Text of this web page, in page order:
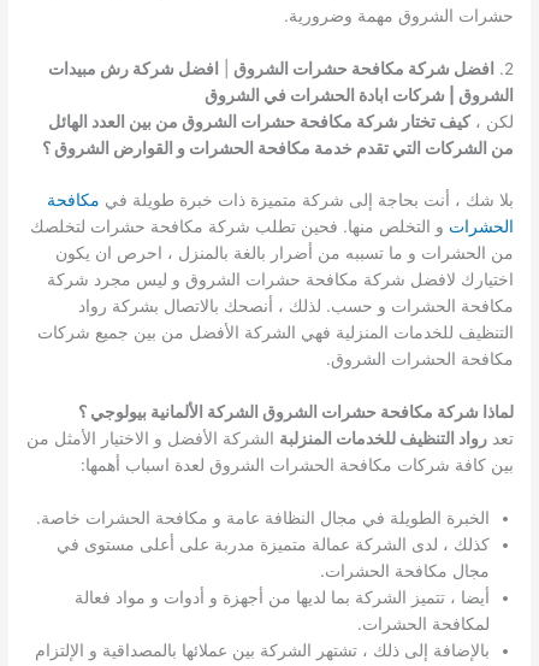
حشرات الشروق مهمة وضرورية.
2. افضل شركة مكافحة حشرات الشروق
افضل شركة رش مبيدات
الشروق | شركات ابادة الحشرات في الشروق
لكن ،كيف تختار شركة مكافحة حشرات الشروق من بين العدد الهائل
من الشركات التي تقدم خدمة مكافحة الحشرات و القوارض الشروق ؟
بلا شك ، أنت بحاجة إلى شركة متميزة ذات خبرة طويلة في مكافحة
الحشرات و التخلص منها. فحين تطلب شركة مكافحة حشرات لتخلصك
من الحشرات و ما تسببه من أضرار بالغة بالمنزل ، احرص ان يكون
اختيارك لافضل شركة مكافحة حشرات الشروق و ليس مجرد شركة
مكافحة الحشرات و حسب. لذلك ، أنصحك بالاتصال بشركة رواد
التنظيف للخدمات المنزلية فهي الشركة الأفضل من بين جميع شركات
مكافحة الحشرات الشروق.
لماذا شركة مكافحة حشرات الشروق الشركة الألمانية بيولوجي ؟
تعدرواد التنظيف للخدمات المنزلبة الشركة الأفضل و الاختيار الأمثل من
بين كافة شركات مكافحة الحشرات الشروق لعدة اسباب أهمها:
الخبرة الطويلة في مجال النظافة عامة و مكافحة الحشرات خاصة.
كذلك ، لدى الشركة عمالة متميزة مدربة على أعلى مستوى في
مجال مكافحة الحشرات.
أيضا ، تتميز الشركة بما لديها من أجهزة و أدوات و مواد فعالة
لمكافحة الحشرات.
بالإضافة إلى ذلك ، تشتهر الشركة بين عملائها بالمصداقية و الإلتزام